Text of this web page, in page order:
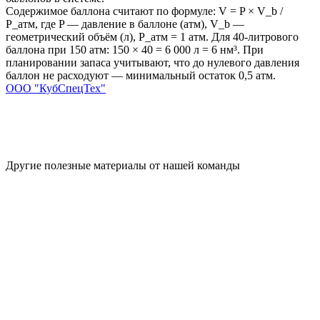
Содержимое баллона считают по формуле: V = P × V_b /
P_атм, где P — давление в баллоне (атм), V_b —
геометрический объём (л), P_атм = 1 атм. Для 40-литрового
баллона при 150 атм: 150 × 40 = 6 000 л = 6 нм³. При
планировании запаса учитывают, что до нулевого давления
баллон не расходуют — минимальный остаток 0,5 атм.
ООО "КубСпецТех"
Другие полезные материалы от нашей команды